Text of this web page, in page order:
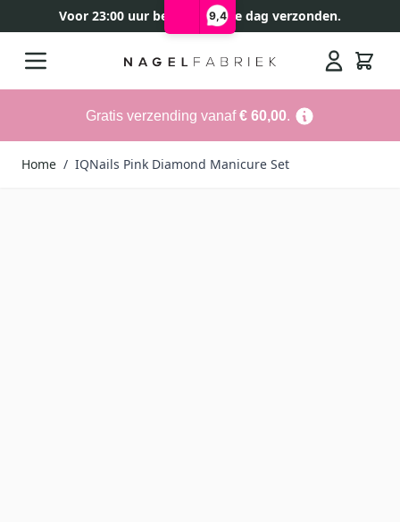
9,4
Voor 23:00 uur besteld, zelfde dag verzonden.
Gratis verzending vanaf€ 60,00.
Home / IQNails Pink Diamond Manicure Set